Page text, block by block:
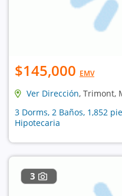
$145,000 EMV
Ver Dirección, Trimont,
3 Dorms, 2 Baños, 1,852
Hipotecaria
3